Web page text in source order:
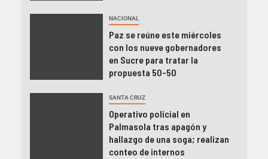
NACIONAL
Paz se reúne este miércoles
con los nueve gobernadores
en Sucre para tratar la
propuesta 50-50
SANTA CRUZ
Operativo policial en
Palmasola tras apagón y
hallazgo de una soga; realizan
conteo de internos